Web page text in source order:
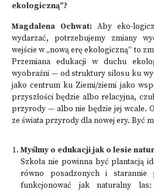
ekologiczną”?
Magdalena Ochwat: Aby eko-
wydarzać, potrzebujemy zmiany
wejście w „nową erę ekologiczną” to
Przemiana edukacji w duchu
wyobraźni — od struktury silosu ku
jako centrum ku Ziemi/ziemi jako
przyszłości będzie albo relacyjna,
przyrody — albo nie będzie jej wcale.
ze świata przyrody dla nowej ery. Być
Myślmy o edukacji jak o lesie
Szkoła nie powinna być plantacją
równo posadzonych i starannie
funkcjonować jak naturalny las: